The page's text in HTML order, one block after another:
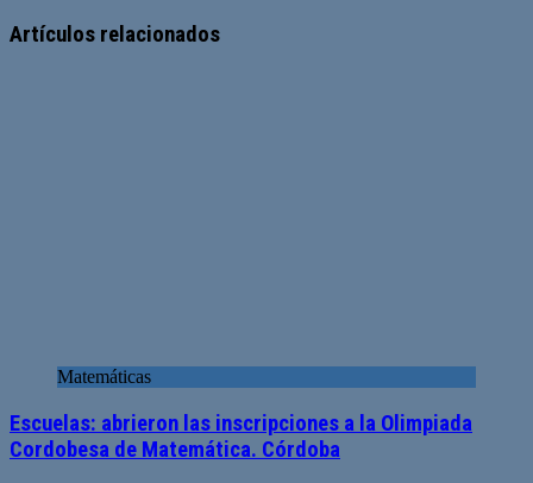
web
Artículos relacionados
Matemáticas
Escuelas: abrieron las inscripciones a la Olimpiada
Cordobesa de Matemática. Córdoba